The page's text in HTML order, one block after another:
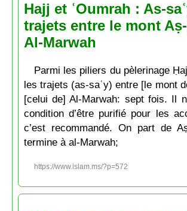
Hajj et ʿOumrah : As-
trajets entre le mont
Al-Marwah
Parmi les piliers du pèlerinage
les trajets (as-saʿy) entre [le mont
[celui de] Al-Marwah: sept fois. Il
condition d’être purifié pour les
c’est recommandé. On part de
termine à al-Marwah;
https://www.islam.ms/?p=572